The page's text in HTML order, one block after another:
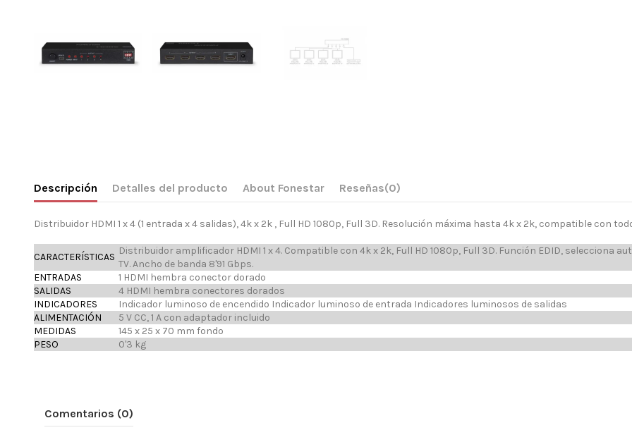
Descripción Detalles del producto About Fonestar Reseñas(0)
Distribuidor HDMI 1 x 4 (1 entrada x 4 salidas), 4k x 2k , Full HD 1080p, Full 3D. Resolución máxima hasta 4k x 2k, compatible con
CARACTERÍSTICAS
Distribuidor amplificador HDMI 1 x 4. Compatible con 4k x 2k, Full HD 1080p, Full 3D. Función EDID,
TV. Ancho de banda 8'91 Gbps.
ENTRADAS
1 HDMI hembra conector dorado
SALIDAS
4 HDMI hembra conectores dorados
INDICADORES
Indicador luminoso de encendido Indicador luminoso de entrada Indicadores luminosos de salidas
ALIMENTACIÓN
5 V CC, 1 A con adaptador incluido
MEDIDAS
145 x 25 x 70 mm fondo
PESO
0'3 kg
Comentarios (0)